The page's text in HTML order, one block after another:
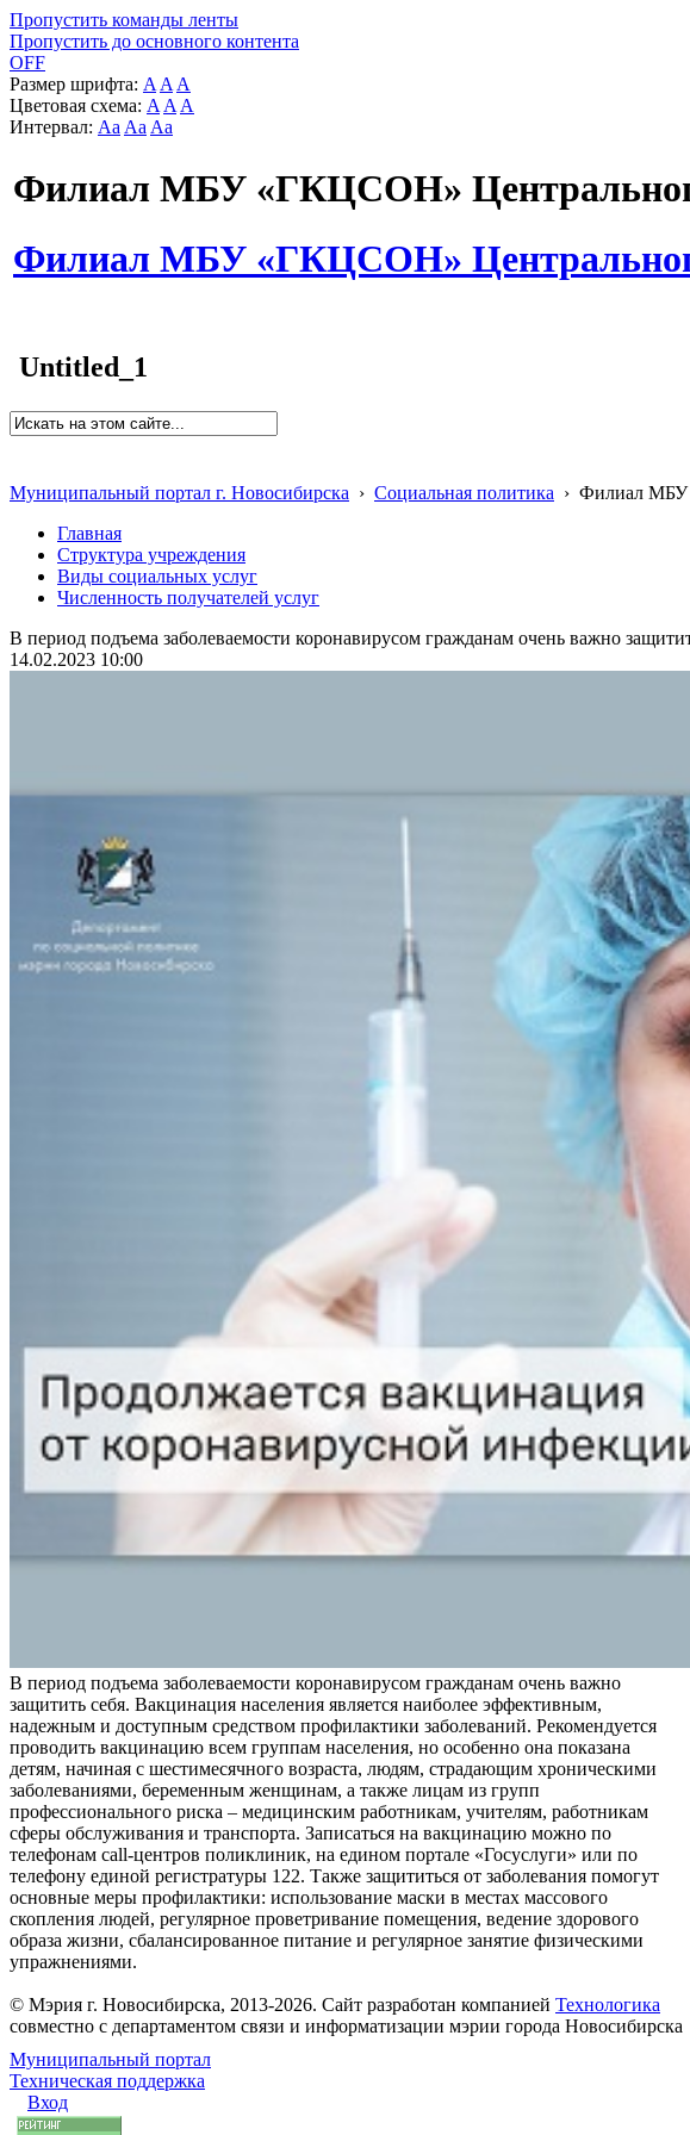
Пропустить команды ленты
Пропустить до основного контента
OFF
Размер шрифта: A A A
Цветовая схема: A A A
Интервал: Aa Aa Aa
Филиал МБУ «ГКЦСОН»
Филиал МБУ «ГКЦСОН»
Untitled_1
Муниципальный портал г. Новосибирска › Социальная политика › Филиал МБУ
Главная
Структура учреждения
Виды социальных услуг
Численность получателей услуг
В период подъема заболеваемости коронавирусом гражданам очень важно
14.02.2023 10:00
В период подъема заболеваемости коронавирусом гражданам очень важно
защитить себя. Вакцинация населения является наиболее эффективным,
надежным и доступным средством профилактики заболеваний. Рекомендуется
проводить вакцинацию всем группам населения, но особенно она показана
детям, начиная с шестимесячного возраста, людям, страдающим хроническими
заболеваниями, беременным женщинам, а также лицам из групп
профессионального риска – медицинским работникам, учителям, работникам
сферы обслуживания и транспорта. Записаться на вакцинацию можно по
телефонам call-центров поликлиник, на едином портале «Госуслуги» или по
телефону единой регистратуры 122. Также защититься от заболевания помогут
основные меры профилактики: использование маски в местах массового
скопления людей, регулярное проветривание помещения, ведение здорового
образа жизни, сбалансированное питание и регулярное занятие физическими
упражнениями.
© Мэрия г. Новосибирска, 2013-2026. Сайт разработан компанией Технологика
совместно с департаментом связи и информатизации мэрии города Новосибирска
Муниципальный портал
Техническая поддержка
Вход